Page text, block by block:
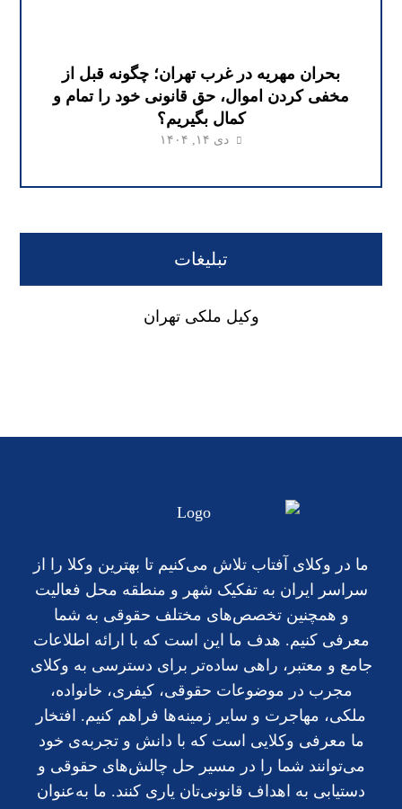
بحران مهریه در غرب تهران؛ چگونه قبل از
مخفی کردن اموال، حق قانونی خود را تمام و
کمال بگیریم؟
دی ۱۴, ۱۴۰۴
تبلیغات
وکیل ملکی تهران
ما در وکلای آفتاب تلاش می‌کنیم تا بهترین وکلا را از
سراسر ایران به تفکیک شهر و منطقه محل فعالیت
و همچنین تخصص‌های مختلف حقوقی به شما
معرفی کنیم. هدف ما این است که با ارائه اطلاعات
جامع و معتبر، راهی ساده‌تر برای دسترسی به وکلای
مجرب در موضوعات حقوقی، کیفری، خانواده،
ملکی، مهاجرت و سایر زمینه‌ها فراهم کنیم. افتخار
ما معرفی وکلایی است که با دانش و تجربه‌ی خود
می‌توانند شما را در مسیر حل چالش‌های حقوقی و
دستیابی به اهداف قانونی‌تان یاری کنند. ما به‌عنوان